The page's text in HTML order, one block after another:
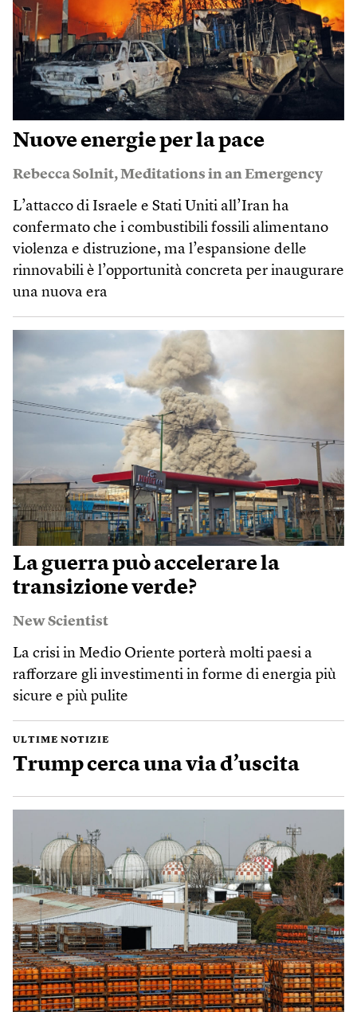
Nuove energie per la pace
Rebecca Solnit,Meditations in an Emergency
L’attacco di Israele e Stati Uniti all’Iran ha
confermato che i combustibili fossili alimentano
violenza e distruzione, ma l’espansione delle
rinnovabili è l’opportunità concreta per inaugurare
una nuova era
La guerra può accelerare la
transizione verde?
New Scientist
La crisi in Medio Oriente porterà molti paesi a
rafforzare gli investimenti in forme di energia più
sicure e più pulite
ULTIME NOTIZIE
Trump cerca una via d’uscita